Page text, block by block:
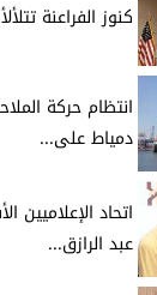
​كنوز الفراعنة
انتظام حركة
دمياط على...
اتحاد الإعلاميين
عبد الرازق...